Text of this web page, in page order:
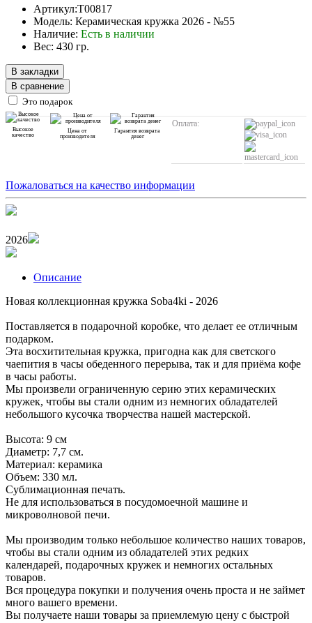
Артикул:T00817
Модель: Керамическая кружка 2026 - №55
Наличие: Есть в наличии
Вес: 430 гр.
В закладки
В сравнение
Это подарок
Высокое
качество
Цена от
производителя
Гарантия возврата
денег
Оплата:
Пожаловаться на качество информации
2026
Описание
Новая коллекционная кружка Soba4ki - 2026
Поставляется в подарочной коробке, что делает ее отличным
подарком.
Эта восхитительная кружка, пригодна как для светского
чаепития в часы обеденного перерыва, так и для приёма кофе
в часы работы.
Мы произвели ограниченную серию этих керамических
кружек, чтобы вы стали одним из немногих обладателей
небольшого кусочка творчества нашей мастерской.
Высота: 9 см
Диаметр: 7,7 см.
Материал: керамика
Объем: 330 мл.
Сублимационная печать.
Не для использоваться в посудомоечной машине и
микроволновой печи.
Мы производим только небольшое количество наших товаров,
чтобы вы стали одним из обладателей этих редких
календарей, подарочных кружек и немногих остальных
товаров.
Вся процедура покупки и получения очень проста и не займет
много вашего времени.
Вы получаете наши товары за приемлемую цену с быстрой